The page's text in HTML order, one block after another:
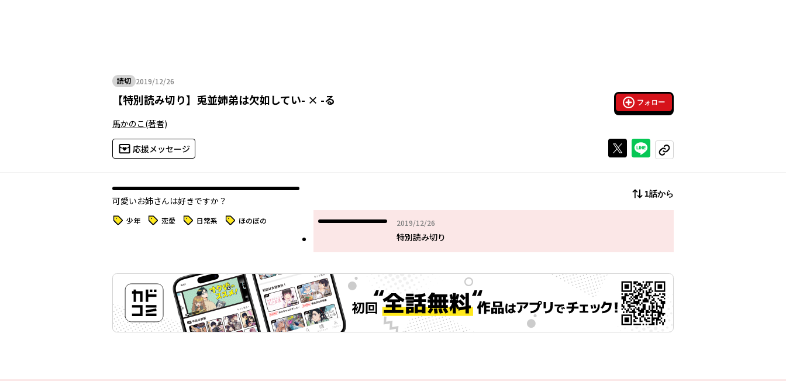
読切 2019/12/26
2019年12月26日
【特別読み切り】 兎並姉弟は欠如してい- × -る フォロー
馬かのこ(著者)
応援メッセージ Xで投稿するラインでシェアする
コピーする
可愛いお姉さんは好きですか？
タグ 少年 タグ 恋愛 タグ 日常系 タグ ほのぼの
1話から
2019/12/26
2019年12月26日
特別読み切り